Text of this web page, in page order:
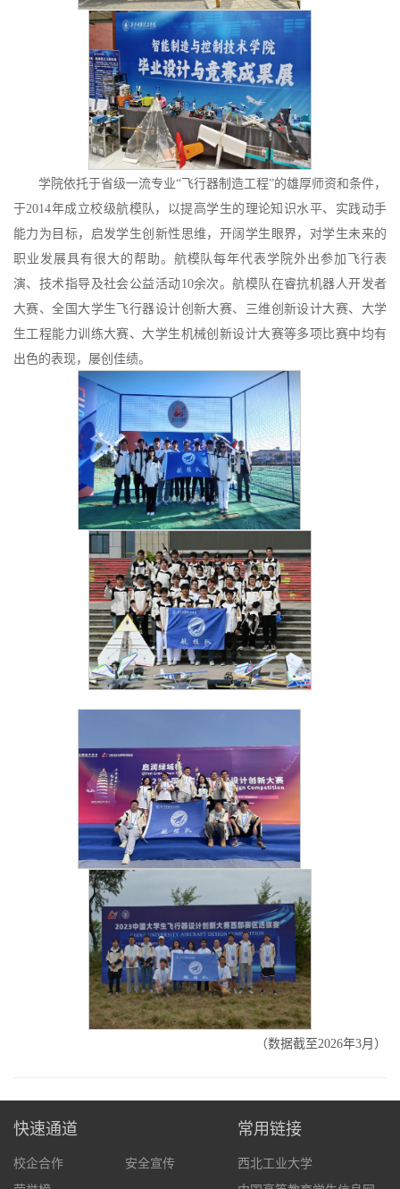
学院依托于省级一流专业“飞行器制造工程”的雄厚师资和条件，
于2014年成立校级航模队 ，
以提高学生的理论知识水平、实践动手
能力为目标，启发学生创新性思维，开阔学生眼界，对学生未来的
职业发展具有很大的帮助。 航模队每年代表学院外出参加飞行表
演、技术指导及社会公益活动10余次。航模队在睿抗机器人开发者
大赛、全国大学生飞行器设计创新大赛、三维创新设计大赛、大学
生工程能力训练大赛、大学生机械创新设计大赛等多项比赛中均有
出色的表现，屡创佳绩。
（数据截至2026年3月）
快速通道
校企合作
安全宣传
常用链接
西北工业大学